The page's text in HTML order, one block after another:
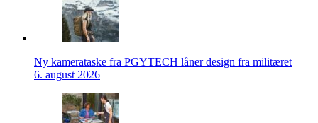
Ny kamerataske fra PGYTECH låner design fra militæret
6. august 2026